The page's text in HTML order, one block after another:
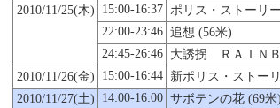
2010/11/25(木) 15:00-16:37 ポリス・ストーリ
22:00-23:46 追想 (56米)
24:45-26:46
大誘拐 ＲＡＩＮ
2010/11/26(金)
15:00-16:44 新ポリス・ストー
2010/11/27(土)
14:00-16:00 サボテンの花 (69米)